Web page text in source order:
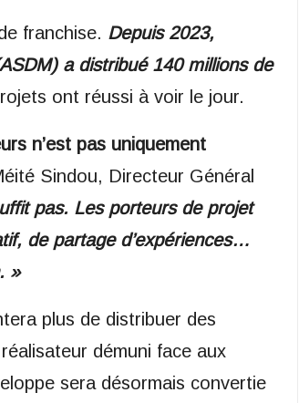
franchise. Depuis 2023,
a distribué 140 millions de
ont réussi à voir le jour.
n’est pas uniquement
Sindou, Directeur Général
pas. Les porteurs de projet
de partage d’expériences…
»
plus de distribuer des
démuni face aux
sera désormais convertie